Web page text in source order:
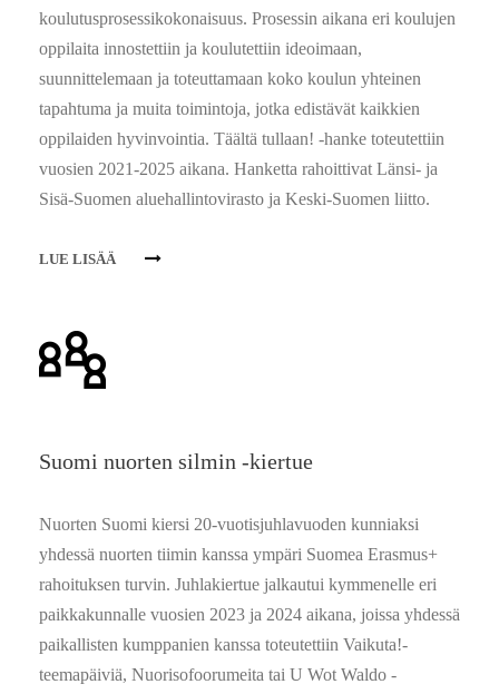
koulutusprosessikokonaisuus. Prosessin aikana eri koulujen
oppilaita innostettiin ja koulutettiin ideoimaan,
suunnittelemaan ja toteuttamaan koko koulun yhteinen
tapahtuma ja muita toimintoja, jotka edistävät kaikkien
oppilaiden hyvinvointia. Täältä tullaan! -hanke toteutettiin
vuosien 2021-2025 aikana. Hanketta rahoittivat Länsi- ja
Sisä-Suomen aluehallintovirasto ja Keski-Suomen liitto.
LUE LISÄÄ
Suomi nuorten silmin -kiertue
Nuorten Suomi kiersi 20-vuotisjuhlavuoden kunniaksi
yhdessä nuorten tiimin kanssa ympäri Suomea Erasmus+
rahoituksen turvin. Juhlakiertue jalkautui kymmenelle eri
paikkakunnalle vuosien 2023 ja 2024 aikana, joissa yhdessä
paikallisten kumppanien kanssa toteutettiin Vaikuta!-
teemapäiviä, Nuorisofoorumeita tai U Wot Waldo -